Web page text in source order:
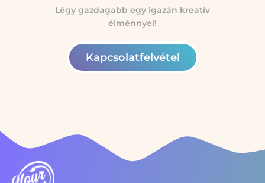
Légy gazdagabb egy igazán kreatív
élménnyel!
Kapcsolatfelvétel